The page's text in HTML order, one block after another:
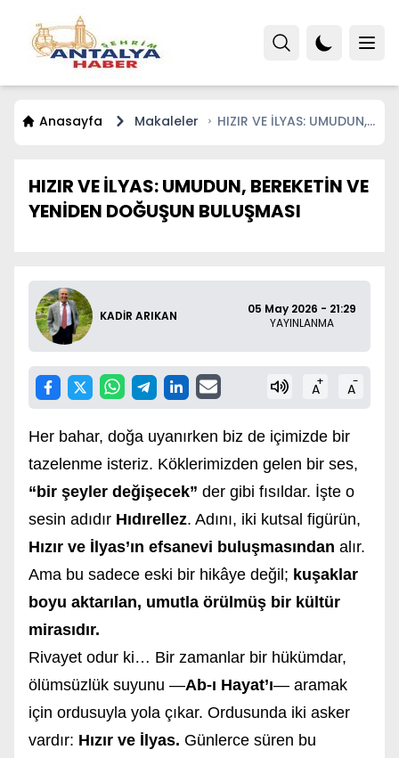
Anasayfa Makaleler
HIZIR VE İLYAS: UMUDUN,
HIZIR VE İLYAS: UMUDUN, BEREKETİN VE
YENİDEN DOĞUŞUN BULUŞMASI
KADİR ARIKAN
05 May 2026 - 21:29
YAYINLANMA
A+ A-
Her bahar, doğa uyanırken biz de içimizde bir
tazelenme isteriz. Köklerimizden gelen bir ses,
“bir şeyler değişecek” der gibi fısıldar. İşte o
sesin adıdır Hıdırellez. Adını, iki kutsal figürün,
Hızır ve İlyas’ın efsanevi buluşmasından alır.
Ama bu sadece eski bir hikâye değil; kuşaklar
boyu aktarılan, umutla örülmüş bir kültür
mirasıdır.
Rivayet odur ki… Bir zamanlar bir hükümdar,
ölümsüzlük suyunu —Ab-ı Hayat’ı— aramak
için ordusuyla yola çıkar. Ordusunda iki asker
vardır: Hızır ve İlyas. Günlerce süren bu